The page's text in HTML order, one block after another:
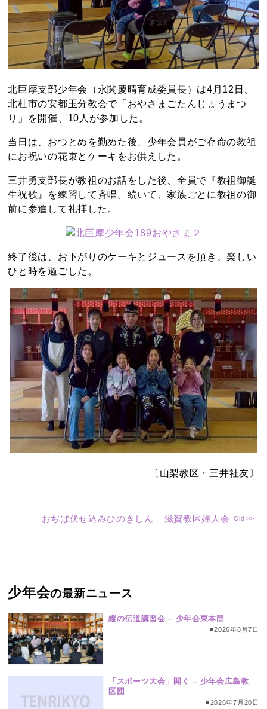
北巨摩支部少年会（永関慶晴育成委員長）は4月12日、
北杜市の安都玉分教会で「おやさまごたんじょうまつ
り」を開催、10人が参加した。
当日は、おつとめを勤めた後、少年会員がご存命の教祖
にお祝いの花束とケーキをお供えした。
三井勇支部長が教祖のお話をした後、全員で『教祖御誕
生祝歌』を練習して斉唱。続いて、家族ごとに教祖の御
前に参進して礼拝した。
終了後は、お下がりのケーキとジュースを頂き、楽しい
ひと時を過ごした。
〔山梨教区・三井社友〕
おぢば伏せ込みひのきしん – 滋賀教区婦人会
少年会の最新ニュース
縦の伝道講習会 – 少年会東本団
■2026年8月7日
「スポーツ大会」開く – 少年会広島教
区団
■2026年7月20日